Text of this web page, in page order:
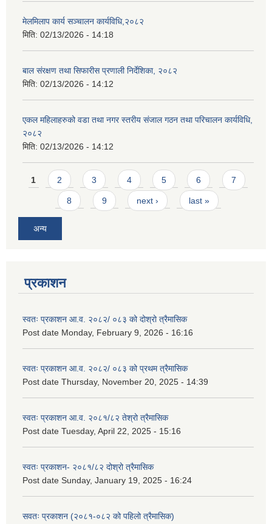
मेलमिलाप कार्य सञ्चालन कार्यविधि,२०८२
मिति: 02/13/2026 - 14:18
बाल संरक्षण तथा सिफारीस प्रणाली निर्देशिका, २०८२
मिति: 02/13/2026 - 14:12
एकल महिलाहरुको वडा तथा नगर स्तरीय संजाल गठन तथा परिचालन कार्यविधि,
२०८२
मिति: 02/13/2026 - 14:12
Pages
1 2 3 4 5 6 7
8 9 next › last »
अन्य
प्रकाशन
स्वतः प्रकाशन आ.व. २०८२/ ०८३ को दोश्रो त्रैमासिक
Post date Monday, February 9, 2026 - 16:16
स्वतः प्रकाशन आ.व. २०८२/ ०८३ को प्रथम त्रैमासिक
Post date Thursday, November 20, 2025 - 14:39
स्वतः प्रकाशन आ.व. २०८१/८२ तेश्रो त्रैमासिक
Post date Tuesday, April 22, 2025 - 15:16
स्वतः प्रकाशन- २०८१/८२ दोश्रो त्रैमासिक
Post date Sunday, January 19, 2025 - 16:24
सवतः प्रकाशन (२०८१-०८२ को पहिलो त्रैमासिक)